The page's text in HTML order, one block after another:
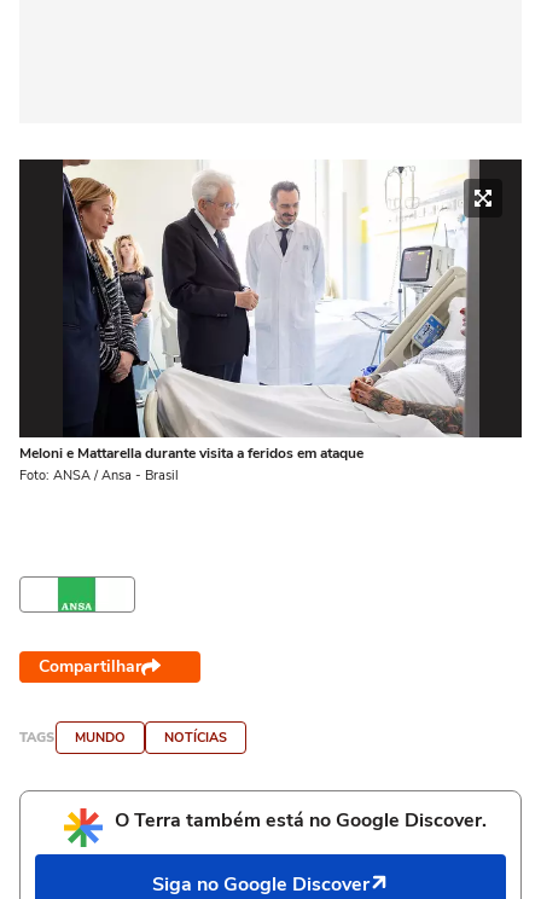
Meloni e Mattarella durante visita a feridos em ataque
Foto: ANSA / Ansa - Brasil
Compartilhar
TAGS MUNDO NOTÍCIAS
O Terra também está no Google Discover.
Siga no Google Discover